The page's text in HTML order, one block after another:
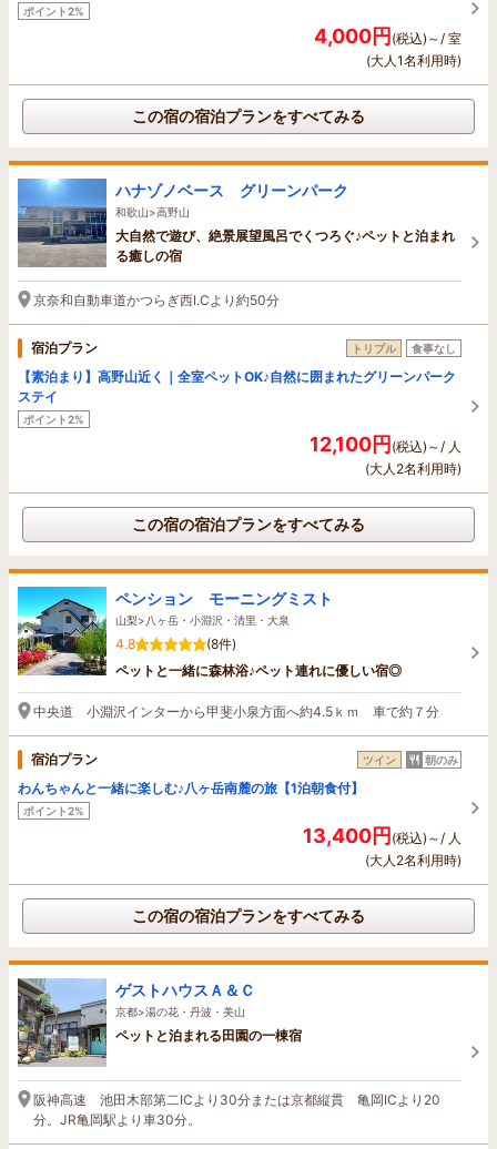
ポイント2%
4,000円(税込)～/ 室
(大人1名利用時)
この宿の宿泊プランをすべてみる
ハナゾノベース グリーンパーク
和歌山>高野山
大自然で遊び、絶景展望風呂でくつろぐ♪ペットと泊まれ
る癒しの宿
京奈和自動車道かつらぎ西I.Cより約50分
宿泊プラン トリプル 食事なし
【素泊まり】高野山近く｜全室ペットOK♪自然に囲まれたグリーンパーク
ステイ
ポイント2%
12,100円(税込)～/ 人
(大人2名利用時)
この宿の宿泊プランをすべてみる
ペンション モーニングミスト
山梨>八ヶ岳・小淵沢・清里・大泉
4.8
(8件)
ペットと一緒に森林浴♪ペット連れに優しい宿◎
中央道 小淵沢インターから甲斐小泉方面へ約4.5ｋｍ 車で約７分
宿泊プラン ツイン 朝のみ
わんちゃんと一緒に楽しむ♪八ヶ岳南麓の旅【1泊朝食付】
ポイント2%
13,400円(税込)～/ 人
(大人2名利用時)
この宿の宿泊プランをすべてみる
ゲストハウスＡ＆Ｃ
京都>湯の花・丹波・美山
ペットと泊まれる田園の一棟宿
阪神高速 池田木部第二ICより30分または京都縦貫 亀岡ICより20
分。JR亀岡駅より車30分。